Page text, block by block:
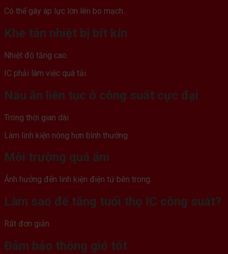
Có thể gây áp lực lớn lên bo mạch.
Khe tản nhiệt bị bít kín
Nhiệt độ tăng cao.
IC phải làm việc quá tải.
Nấu ăn liên tục ở công suất cực đại
Trong thời gian dài.
Làm linh kiện nóng hơn bình thường.
Môi trường quá ẩm
Ảnh hưởng đến linh kiện điện tử bên trong.
Làm sao để tăng tuổi thọ IC công suất?
Rất đơn giản.
Đảm bảo thông gió tốt